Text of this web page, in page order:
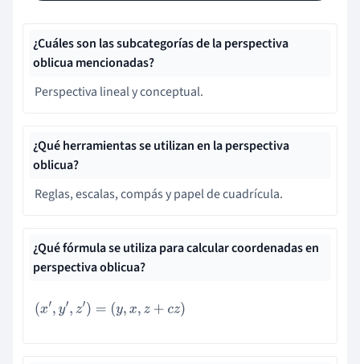
¿Cuáles son las subcategorías de la perspectiva
oblicua mencionadas?
Perspectiva lineal y conceptual.
¿Qué herramientas se utilizan en la perspectiva
oblicua?
Reglas, escalas, compás y papel de cuadrícula.
¿Qué fórmula se utiliza para calcular coordenadas en
perspectiva oblicua?
(x′,y′,z ′)= (y,x,z+cz )